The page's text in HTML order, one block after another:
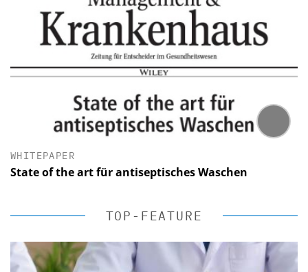
WHITEPAPER
State of the art für antiseptisches Waschen
TOP-FEATURE